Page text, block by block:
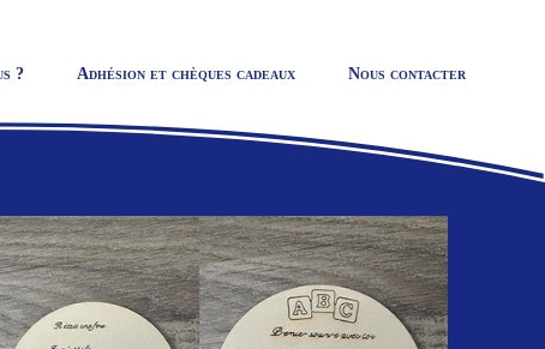
? Adhésion et chèques cadeaux Nous contacter